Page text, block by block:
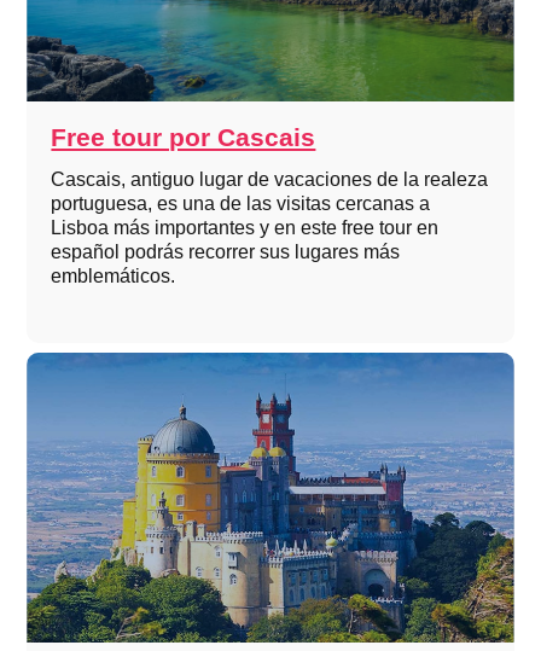
Free tour por Cascais
Cascais, antiguo lugar de vacaciones de la realeza
portuguesa, es una de las visitas cercanas a
Lisboa más importantes y en este free tour en
español podrás recorrer sus lugares más
emblemáticos.